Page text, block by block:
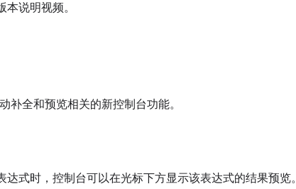
说明视频。
补全和预览相关的新控制台功能。
式时，控制台可以在光标下方显示该表达式的结果预览。